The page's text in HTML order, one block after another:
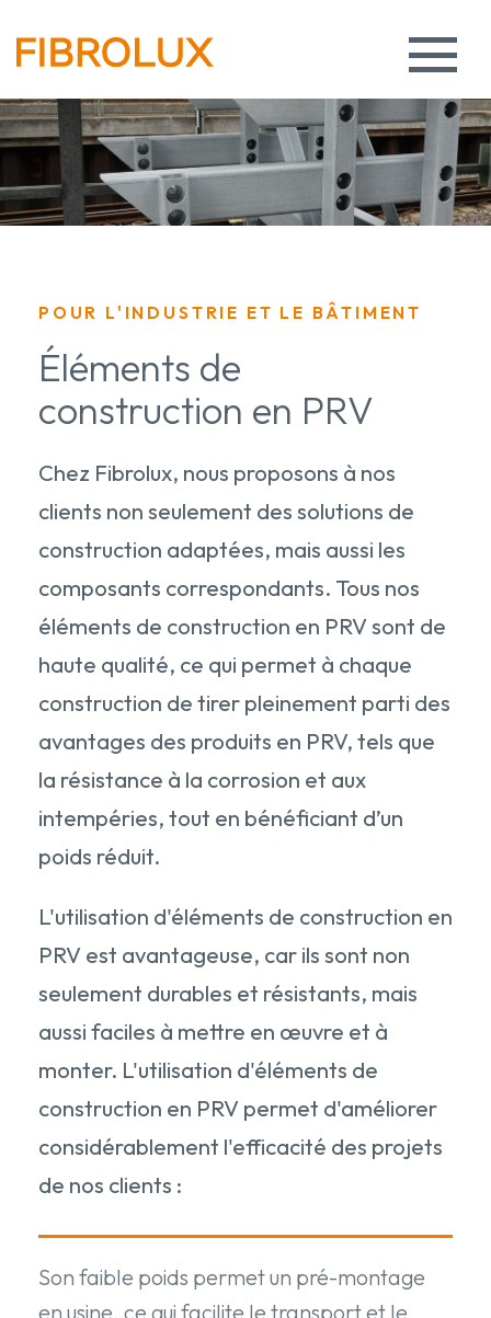
POUR L'INDUSTRIE ET LE BÂTIMENT
Éléments de
construction en PRV
Chez Fibrolux, nous proposons à nos
clients non seulement des solutions de
construction adaptées, mais aussi les
composants correspondants. Tous nos
éléments de construction en PRV sont de
haute qualité, ce qui permet à chaque
construction de tirer pleinement parti des
avantages des produits en PRV, tels que
la résistance à la corrosion et aux
intempéries, tout en bénéficiant d’un
poids réduit.
L'utilisation d'éléments de construction en
PRV est avantageuse, car ils sont non
seulement durables et résistants, mais
aussi faciles à mettre en œuvre et à
monter. L'utilisation d'éléments de
construction en PRV permet d'améliorer
considérablement l'efficacité des projets
de nos clients :
Son faible poids permet un pré-montage
en usine, ce qui facilite le transport et le